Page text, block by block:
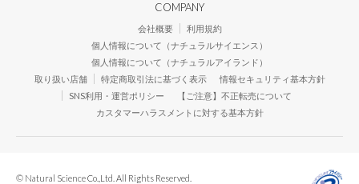
全性の高さが実証されて
だから皮フを傷めずに、
り、洗い上がりはさっぱり
COMPANY
会社概要
利用規約
個人情報について（ナチュラルサイエンス）
個人情報について（ナチュラルアイランド）
取り扱い店舗
特定商取引法に基づく表示
情報セキュリティ基本方針
SNS利用・運営ポリシー
【ご注意】不正転売について
カスタマーハラスメントに対する基本方針
© Natural Science Co.,Ltd. All Rights Reserved.